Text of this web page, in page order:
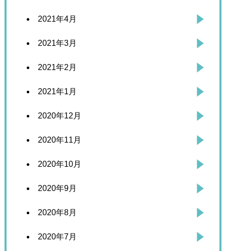
2021年4月
2021年3月
2021年2月
2021年1月
2020年12月
2020年11月
2020年10月
2020年9月
2020年8月
2020年7月